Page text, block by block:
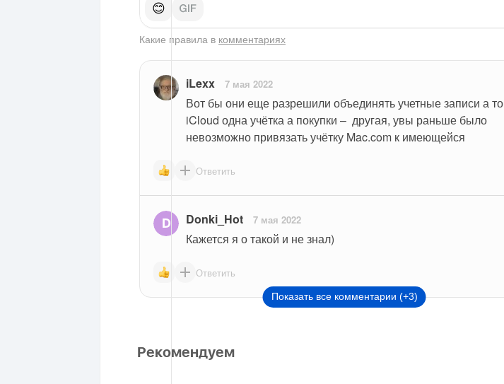
😊
Какие правила в комментариях
iLexx 7 мая 2022
Вот бы они еще разрешили объединять учетные записи а то
iCloud одна учётка а покупки –  другая, увы раньше было
невозможно привязать учётку Mac.com к имеющейся
Ответить
Donki_Hot 7 мая 2022
Кажется я о такой и не знал)
Ответить
Показать все комментарии (+3)
Рекомендуем